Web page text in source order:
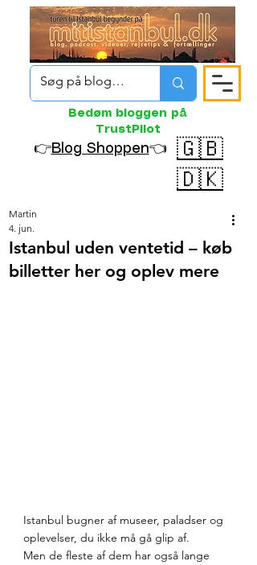
Bedøm bloggen på
TrustPilot
👉Blog Shoppen👈
🇬🇧
🇩🇰
Istanbul uden ventetid – køb
billetter her og oplev mere
Martin
4. jun.
Istanbul bugner af museer, paladser og
oplevelser, du ikke må gå glip af.
Men de fleste af dem har også lange